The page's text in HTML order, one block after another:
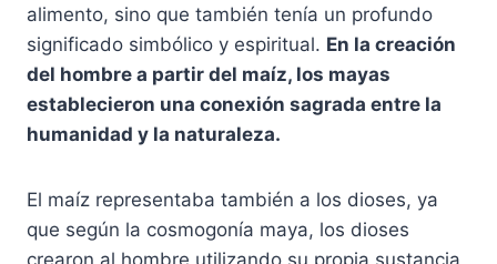
alimento, sino que también tenía un profundo
significado simbólico y espiritual. En la creación
del hombre a partir del maíz, los mayas
establecieron una conexión sagrada entre la
humanidad y la naturaleza.
El maíz representaba también a los dioses, ya
que según la cosmogonía maya, los dioses